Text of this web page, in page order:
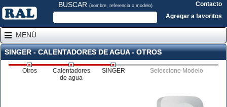
BUSCAR (nombre, referencia o modelo)
Contacto
Agregar a favoritos
MENÚ
SINGER - CALENTADORES DE AGUA - OTROS
Otros
Calentadores
de agua
SINGER Seleccione Modelo